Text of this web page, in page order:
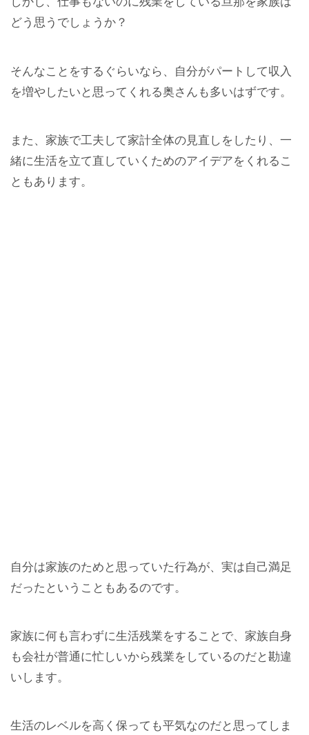
どう思うでしょうか？
そんなことをするぐらいなら、自分がパートして収入
を増やしたいと思ってくれる奥さんも多いはずです。
また、家族で工夫して家計全体の見直しをしたり、一
緒に生活を立て直していくためのアイデアをくれるこ
ともあります。
自分は家族のためと思っていた行為が、実は自己満足
だったということもあるのです。
家族に何も言わずに生活残業をすることで、家族自身
も会社が普通に忙しいから残業をしているのだと勘違
いします。
生活のレベルを高く保っても平気なのだと思ってしま